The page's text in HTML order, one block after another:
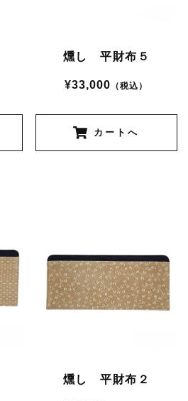
燻し 平財布５
¥33,000 （税込）
カートへ
燻し 平財布２